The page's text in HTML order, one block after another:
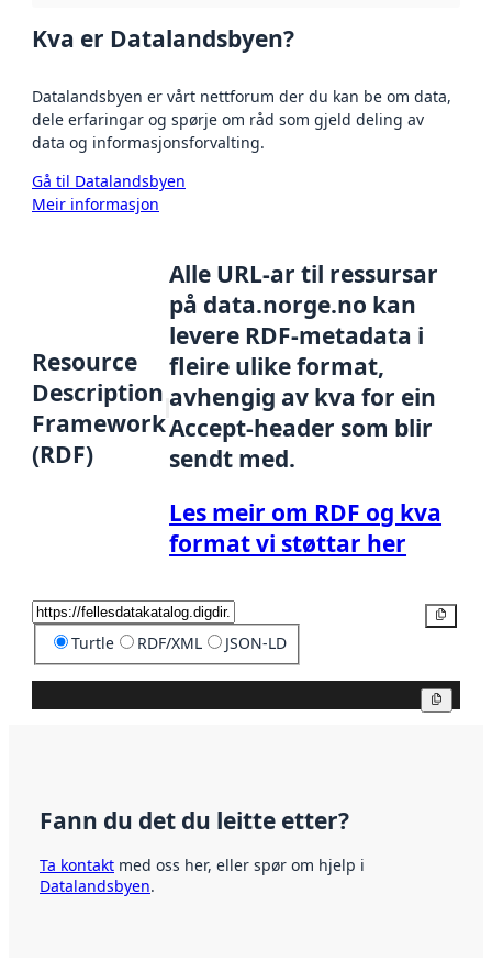
Kva er Datalandsbyen?
Datalandsbyen er vårt nettforum der du kan be om data,
dele erfaringar og spørje om råd som gjeld deling av
data og informasjonsforvalting.
Gå til Datalandsbyen
Meir informasjon
Resource
Description
Framework
(RDF)
Alle URL-ar til ressursar
på data.norge.no kan
levere RDF-metadata i
fleire ulike format,
avhengig av kva for ein
Accept-header som blir
sendt med.
Les meir om RDF og kva
format vi støttar her
Turtle RDF/XML JSON-LD
Fann du det du leitte etter?
Ta kontakt med oss her, eller spør om hjelp i
Datalandsbyen.